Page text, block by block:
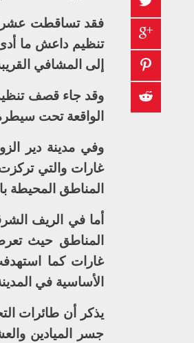
فقد تساقطت
تنظيم داعش ما
إلى المشافي
وقد جاء قصف تنظيم
الواقعة تحت
وفي مدينة دير
غارات والتي
المناطق المحيطة
أما في الريف
المناطق حيث
غارات كما
الأساسية في
يذكر أن طائرات
جسر الميادين